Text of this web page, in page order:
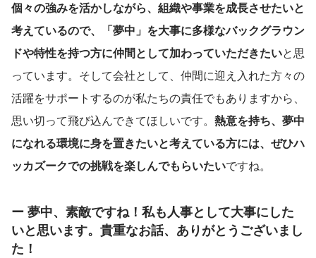
個々の強みを活かしながら、組織や事業を成長させたいと
考えているので、「夢中」を大事に多様なバックグラウン
ドや特性を持つ方に仲間として加わっていただきたいと思
っています。そして会社として、仲間に迎え入れた方々の
活躍をサポートするのが私たちの責任でもありますから、
思い切って飛び込んできてほしいです。 熱意を持ち、夢中
になれる環境に身を置きたいと考えている方には、ぜひハ
ッカズークでの挑戦を楽しんでもらいたいですね。
ー 夢中、素敵ですね！私も人事として大事にした
いと思います。貴重なお話、ありがとうございまし
た！